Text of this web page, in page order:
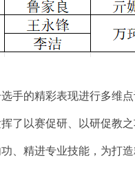
手的精彩表现进行多维
了以赛促研、以研促教
、精进专业技能，为打